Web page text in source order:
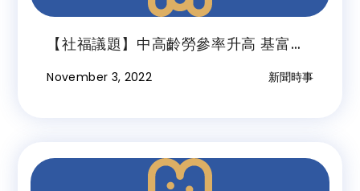
【社福議題】中高齡勞參率升高 基富
November 3, 2022 新聞時事